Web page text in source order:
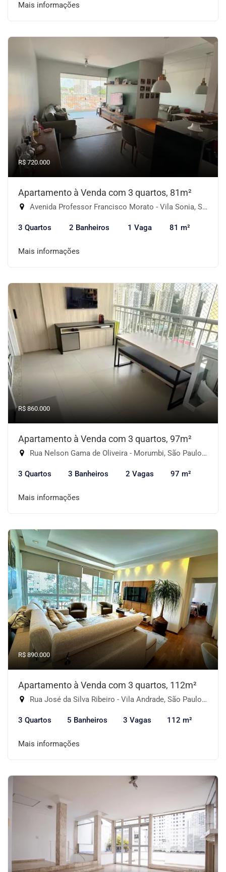
Mais informações
R$ 720.000
Apartamento à Venda com 3 quartos, 81m²
Avenida Professor Francisco Morato - Vila Sonia, São Paulo-SP
3 Quartos 2 Banheiros 1 Vaga 81 m²
Mais informações
R$ 860.000
Apartamento à Venda com 3 quartos, 97m²
Rua Nelson Gama de Oliveira - Morumbi, São Paulo-SP
3 Quartos 3 Banheiros 2 Vagas 97 m²
Mais informações
R$ 890.000
Apartamento à Venda com 3 quartos, 112m²
Rua José da Silva Ribeiro - Vila Andrade, São Paulo-SP
3 Quartos 5 Banheiros 3 Vagas 112 m²
Mais informações